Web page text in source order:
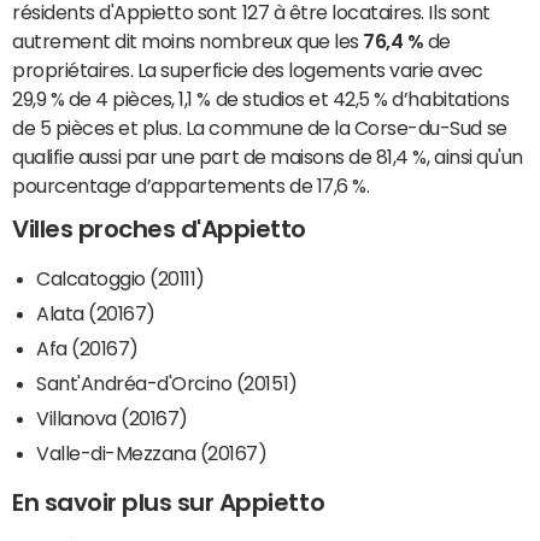
résidents d'Appietto sont 127 à être locataires. Ils sont
autrement dit moins nombreux que les 76,4 % de
propriétaires. La superficie des logements varie avec
29,9 % de 4 pièces, 1,1 % de studios et 42,5 % d’habitations
de 5 pièces et plus. La commune de la Corse-du-Sud se
qualifie aussi par une part de maisons de 81,4 %, ainsi qu'un
pourcentage d’appartements de 17,6 %.
Villes proches d'Appietto
Calcatoggio (20111)
Alata (20167)
Afa (20167)
Sant'Andréa-d'Orcino (20151)
Villanova (20167)
Valle-di-Mezzana (20167)
En savoir plus sur Appietto